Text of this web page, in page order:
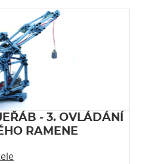
- 3. OVLÁDÁNÍ
RAMENE